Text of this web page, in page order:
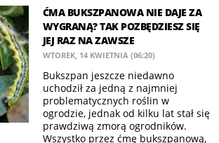
ĆMA BUKSZPANOWA NIE DAJE ZA
WYGRANĄ? TAK POZBĘDZIESZ SIĘ
JEJ RAZ NA ZAWSZE
WTOREK, 14 KWIETNIA (06:20)
Bukszpan jeszcze niedawno
uchodził za jedną z najmniej
problematycznych roślin w
ogrodzie, jednak od kilku lat stał się
prawdziwą zmorą ogrodników.
Wszystko przez ćmę bukszpanową,